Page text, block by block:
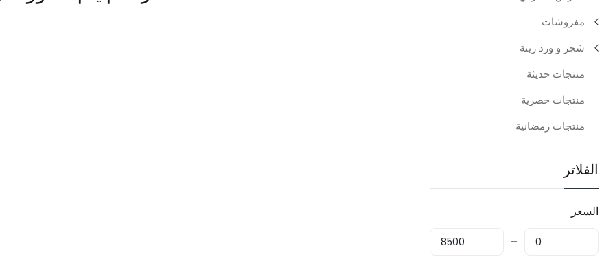
مفروشات
شجر و ورد زينة
منتجات حديثة
منتجات حصرية
منتجات رمضانية
الفلاتر
السعر